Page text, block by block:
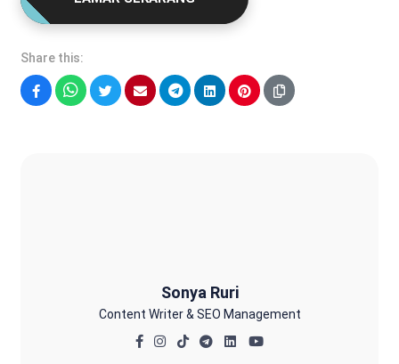
Share this:
Sonya Ruri
Content Writer & SEO Management